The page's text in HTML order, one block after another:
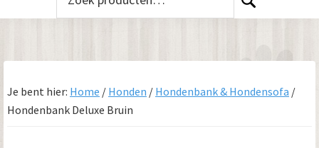
Je bent hier: Home / Honden / Hondenbank & Hondensofa /
Hondenbank Deluxe Bruin